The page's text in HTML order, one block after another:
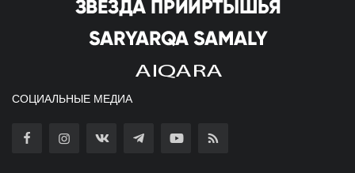
СОЦИАЛЬНЫЕ МЕДИА